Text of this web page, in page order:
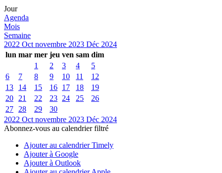
Jour
Agenda
Mois
Semaine
2022 Oct novembre 2023 Déc 2024
lun mar mer jeu ven sam dim
1
2 3 4
5
6
7 8 9 10 11
12
13
14 15 16 17 18
19
20
21 22 23 24 25
26
27
28 29
30
2022 Oct novembre 2023 Déc 2024
Abonnez-vous au calendrier filtré
Ajouter au calendrier Timely
Ajouter à Google
Ajouter à Outlook